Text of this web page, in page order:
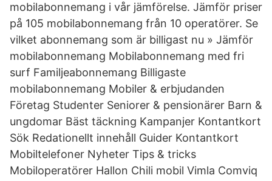
mobilabonnemang i vår jämförelse. Jämför priser
på 105 mobilabonnemang från 10 operatörer. Se
vilket abonnemang som är billigast nu » Jämför
mobilabonnemang Mobilabonnemang med fri
surf Familjeabonnemang Billigaste
mobilabonnemang Mobiler & erbjudanden
Företag Studenter Seniorer & pensionärer Barn &
ungdomar Bäst täckning Kampanjer Kontantkort
Sök Redationellt innehåll Guider Kontantkort
Mobiltelefoner Nyheter Tips & tricks
Mobiloperatörer Hallon Chili mobil Vimla Comviq